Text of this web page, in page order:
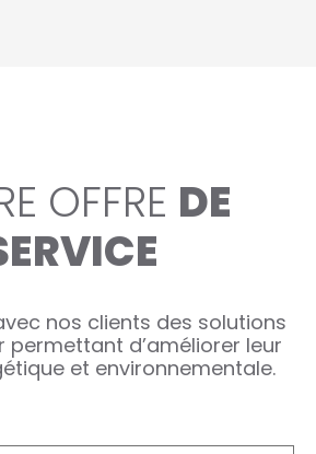
OFFRE DE
nos clients des solutions
permettant d’améliorer leur
et environnementale.